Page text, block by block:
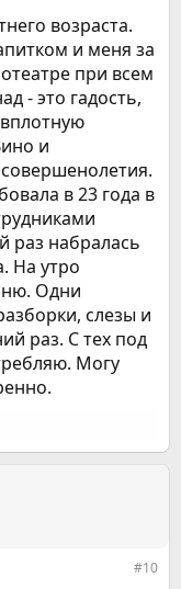
возраста.
и меня за
при всем
- это гадость,
и
в 23 года в
раз набралась
На утро
Одни
слезы и
раз. С тех под
Могу
#10